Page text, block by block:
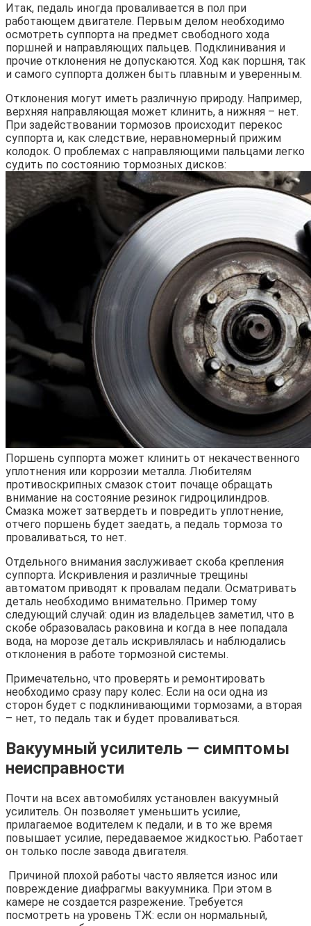
Итак, педаль иногда проваливается в пол при
работающем двигателе. Первым делом необходимо
осмотреть суппорта на предмет свободного хода
поршней и направляющих пальцев. Подклинивания и
прочие отклонения не допускаются. Ход как поршня, так
и самого суппорта должен быть плавным и уверенным.
Отклонения могут иметь различную природу. Например,
верхняя направляющая может клинить, а нижняя – нет.
При задействовании тормозов происходит перекос
суппорта и, как следствие, неравномерный прижим
колодок. О проблемах с направляющими пальцами легко
судить по состоянию тормозных дисков:
Поршень суппорта может клинить от некачественного
уплотнения или коррозии металла. Любителям
противоскрипных смазок стоит почаще обращать
внимание на состояние резинок гидроцилиндров.
Смазка может затвердеть и повредить уплотнение,
отчего поршень будет заедать, а педаль тормоза то
проваливаться, то нет.
Отдельного внимания заслуживает скоба крепления
суппорта. Искривления и различные трещины
автоматом приводят к провалам педали. Осматривать
деталь необходимо внимательно. Пример тому
следующий случай: один из владельцев заметил, что в
скобе образовалась раковина и когда в нее попадала
вода, на морозе деталь искривлялась и наблюдались
отклонения в работе тормозной системы.
Примечательно, что проверять и ремонтировать
необходимо сразу пару колес. Если на оси одна из
сторон будет с подклинивающими тормозами, а вторая
– нет, то педаль так и будет проваливаться.
Вакуумный усилитель — симптомы
неисправности
Почти на всех автомобилях установлен вакуумный
усилитель. Он позволяет уменьшить усилие,
прилагаемое водителем к педали, и в то же время
повышает усилие, передаваемое жидкостью. Работает
он только после завода двигателя.
Причиной плохой работы часто является износ или
повреждение диафрагмы вакуумника. При этом в
камере не создается разрежение. Требуется
посмотреть на уровень ТЖ: если он нормальный,